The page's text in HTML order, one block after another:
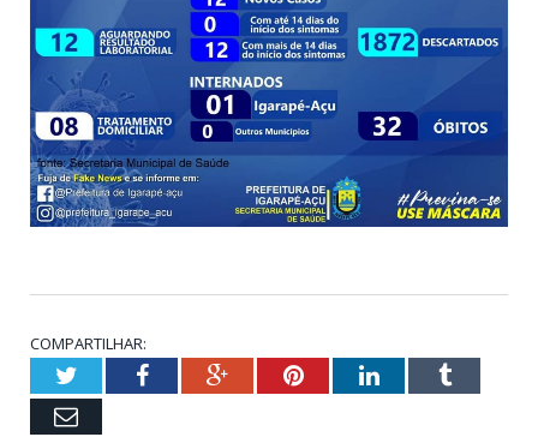
COMPARTILHAR:
TwitterFacebookGoogle+PinterestLinkedInTumblr
Email